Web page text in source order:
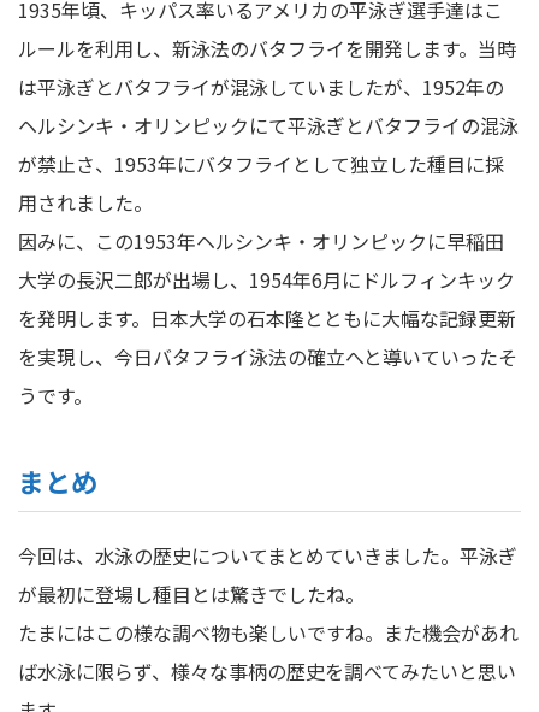
1935年頃、キッパス率いるアメリカの平泳ぎ選手達はこ
ルールを利用し、新泳法のバタフライを開発します。当時
は平泳ぎとバタフライが混泳していましたが、1952年の
ヘルシンキ・オリンピックにて平泳ぎとバタフライの混泳
が禁止さ、1953年にバタフライとして独立した種目に採
用されました。
因みに、この1953年ヘルシンキ・オリンピックに早稲田
大学の長沢二郎が出場し、1954年6月にドルフィンキック
を発明します。日本大学の石本隆とともに大幅な記録更新
を実現し、今日バタフライ泳法の確立へと導いていったそ
うです。
まとめ
今回は、水泳の歴史についてまとめていきました。平泳ぎ
が最初に登場し種目とは驚きでしたね。
たまにはこの様な調べ物も楽しいですね。また機会があれ
ば水泳に限らず、様々な事柄の歴史を調べてみたいと思い